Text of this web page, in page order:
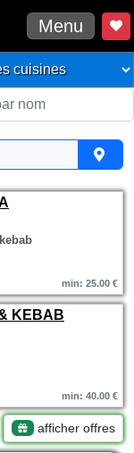
Menu
min: 25.00 €
KEBAB
min: 40.00 €
afficher offres